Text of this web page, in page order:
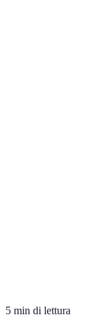
5 min di lettura